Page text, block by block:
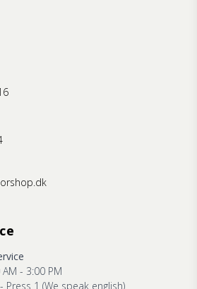
- 3:00 PM
1 (We speak english)